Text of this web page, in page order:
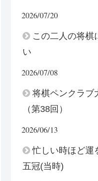
2026/07/20
この二人の将棋
い
2026/07/08
将棋ペンクラブ
（第38回）
2026/06/13
忙しい時ほど運
五冠(当時)